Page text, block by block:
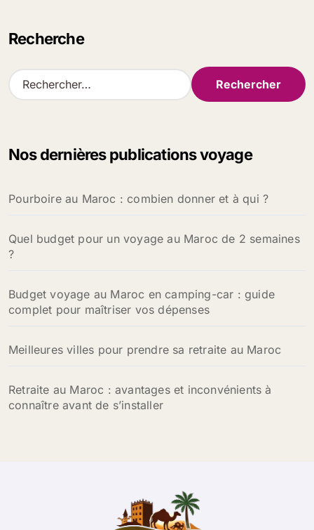
Recherche
R
e
r
e
:
Nos dernières publications voyage
Pourboire au Maroc : combien donner et à qui ?
Quel budget pour un voyage au Maroc de 2 semaines
?
Budget voyage au Maroc en camping-car : guide
complet pour maîtriser vos dépenses
Meilleures villes pour prendre sa retraite au Maroc
Retraite au Maroc : avantages et inconvénients à
connaître avant de s’installer